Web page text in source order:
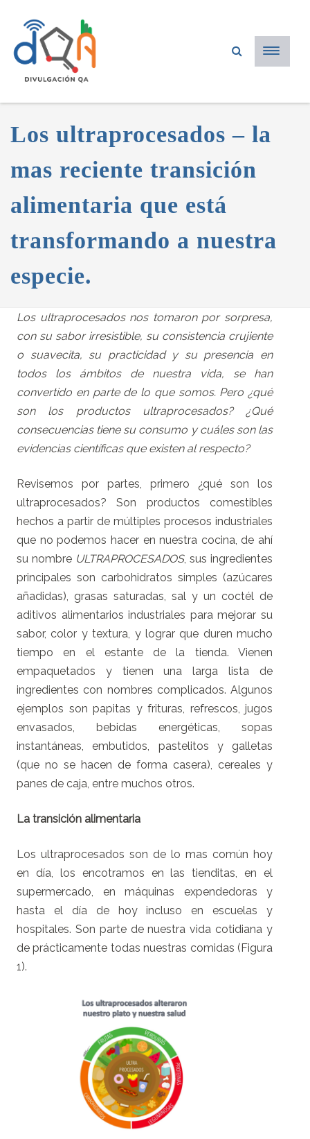
Los ultraprocesados – la
mas reciente transición
alimentaria que está
transformando a nuestra
especie.
Los ultraprocesados nos tomaron por sorpresa,
con su sabor irresistible, su consistencia crujiente
o suavecita, su practicidad y su presencia en
todos los ámbitos de nuestra vida, se han
convertido en parte de lo que somos. Pero ¿qué
son los productos ultraprocesados? ¿Qué
consecuencias tiene su consumo y cuáles son las
evidencias científicas que existen al respecto?
Revisemos por partes, primero ¿qué son los
ultraprocesados? Son productos comestibles
hechos a partir de múltiples procesos industriales
que no podemos hacer en nuestra cocina, de ahí
su nombre ULTRAPROCESADOS, sus ingredientes
principales son carbohidratos simples (azúcares
añadidas), grasas saturadas, sal y un coctél de
aditivos alimentarios industriales para mejorar su
sabor, color y textura, y lograr que duren mucho
tiempo en el estante de la tienda. Vienen
empaquetados y tienen una larga lista de
ingredientes con nombres complicados. Algunos
ejemplos son papitas y frituras, refrescos, jugos
envasados, bebidas energéticas, sopas
instantáneas, embutidos, pastelitos y galletas
(que no se hacen de forma casera), cereales y
panes de caja, entre muchos otros.
La transición alimentaria
Los ultraprocesados son de lo mas común hoy
en día, los encotramos en las tienditas, en el
supermercado, en máquinas expendedoras y
hasta el día de hoy incluso en escuelas y
hospitales. Son parte de nuestra vida cotidiana y
de prácticamente todas nuestras comidas (Figura
1).